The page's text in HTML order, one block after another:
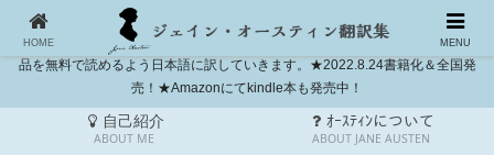
独自和訳に挑戦。高慢と偏見とマンスフィールド・パークは完訳しました。今
も世界中で愛されるイギリス人作家ジェイン・オースティン(1775-1817)の作
品を無料で読めるよう日本語に訳していきます。★2022.8.24書籍化＆全国発
売！★Amazonにてkindle本も発売中！
自己紹介
ABOUT ME
ｵｰｽﾃｨﾝについて
ABOUT JANE AUSTEN
HOME MENU